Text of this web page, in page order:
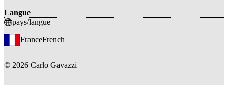
Langue
pays/langue
FranceFrench
© 2026 Carlo Gavazzi